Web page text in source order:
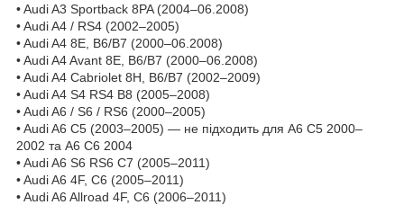
• Audi A3 Sportback 8PA (2004–06.2008)
• Audi A4 / RS4 (2002–2005)
• Audi A4 8E, B6/B7 (2000–06.2008)
• Audi A4 Avant 8E, B6/B7 (2000–06.2008)
• Audi A4 Cabriolet 8H, B6/B7 (2002–2009)
• Audi A4 S4 RS4 B8 (2005–2008)
• Audi A6 / S6 / RS6 (2000–2005)
• Audi A6 C5 (2003–2005) — не підходить для A6 C5 2000–
2002 та A6 C6 2004
• Audi A6 S6 RS6 C7 (2005–2011)
• Audi A6 4F, C6 (2005–2011)
• Audi A6 Allroad 4F, C6 (2006–2011)